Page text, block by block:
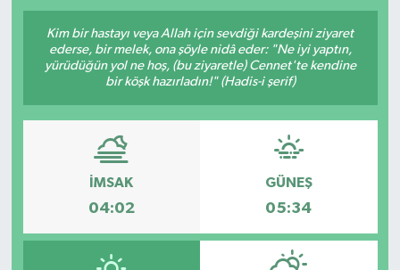
Kim bir hastayı veya Allah için sevdiği kardeşini ziyaret
ederse, bir melek, ona şöyle nidâ eder: "Ne iyi yaptın,
yürüdüğün yol ne hoş, (bu ziyaretle) Cennet'te kendine
bir köşk hazırladın!" (Hadis-i şerif)
İMSAK
04:02
GÜNEŞ
05:34